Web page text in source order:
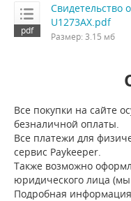
Свидетельство
U1273AX.pdf
Размер: 3.15 мб
Все покупки на сайте
безналичной оплаты.
Все платежи для
сервис Paykeeper.
Также возможно
юридического лица
Подробная